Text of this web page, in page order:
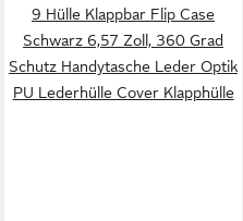
9 Hülle Klappbar Flip Case
Schwarz 6,57 Zoll, 360 Grad
Schutz Handytasche Leder Optik
PU Lederhülle Cover Klapphülle